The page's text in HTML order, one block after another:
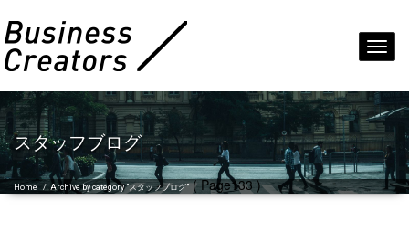
スタッフブログ
Home /Archive by category "スタッフブログ"( Page133 )